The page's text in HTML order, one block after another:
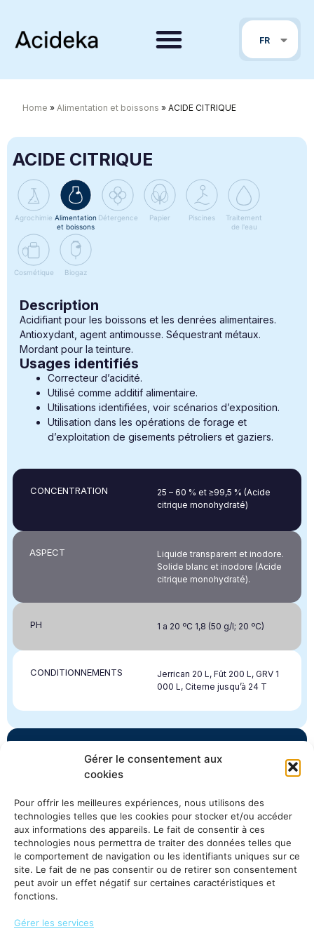
Gérer le consentement aux
cookies
Pour offrir les meilleures expériences, nous utilisons des
technologies telles que les cookies pour stocker et/ou accéder
aux informations des appareils. Le fait de consentir à ces
technologies nous permettra de traiter des données telles que
le comportement de navigation ou les identifiants uniques sur ce
site. Le fait de ne pas consentir ou de retirer son consentement
peut avoir un effet négatif sur certaines caractéristiques et
fonctions.
Gérer les services
FR
PT
Home » Alimentation et boissons » ACIDE CITRIQUE
ACIDE CITRIQUE
Agrochimie Alimentation
et boissons
Détergence Papier Piscines
Traitement
de l'eau
Cosmétique Biogaz
Description
Acidifiant pour les boissons et les denrées alimentaires.
Antioxydant, agent antimousse. Séquestrant métaux.
Mordant pour la teinture.
Usages identifiés
Correcteur d’acidité.
Utilisé comme additif alimentaire.
Utilisations identifiées, voir scénarios d’exposition.
Utilisation dans les opérations de forage et
d’exploitation de gisements pétroliers et gaziers.
CONCENTRATION
25 – 60 % et ≥99,5 % (Acide
citrique monohydraté)
ASPECT
Liquide transparent et inodore.
Solide blanc et inodore (Acide
citrique monohydraté).
PH 1 a 20 ºC 1,8 (50 g/l; 20 ºC)
CONDITIONNEMENTS
Jerrican 20 L, Fût 200 L, GRV 1
000 L, Citerne jusqu’à 24 T
Vous avez besoin de ce produit?
Accédez à l’espace clients pour consulter la
disponibilité et les conditions, ou contactez notre
équipe commerciale.
Accéder à
l'espace
clients
Demander des
informations